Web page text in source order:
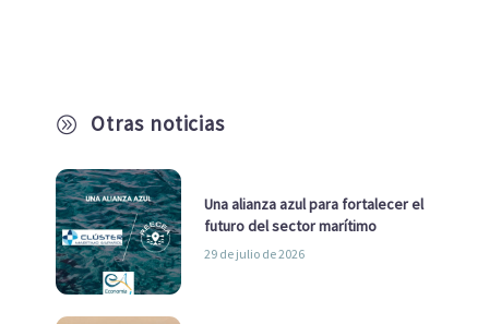
A Otras noticias
Una alianza azul para fortalecer el
futuro del sector marítimo
29 de julio de 2026